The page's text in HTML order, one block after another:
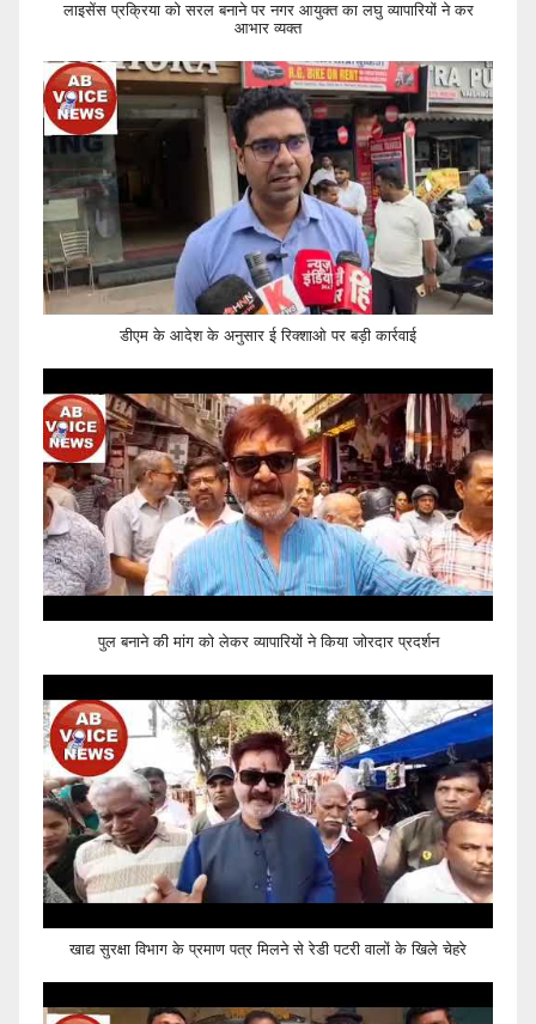
लाइसेंस प्रक्रिया को सरल बनाने पर नगर आयुक्त का लघु व्यापारियों ने कर
आभार व्यक्त
डीएम के आदेश के अनुसार ई रिक्शाओ पर बड़ी कार्रवाई
पुल बनाने की मांग को लेकर व्यापारियों ने किया जोरदार प्रदर्शन
खाद्य सुरक्षा विभाग के प्रमाण पत्र मिलने से रेडी पटरी वालों के खिले चेहरे